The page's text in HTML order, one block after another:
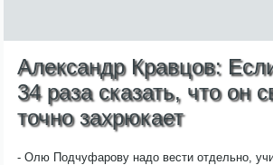
Александр Кравцов:
34 раза сказать, что он
точно захрюкает
- Олю Подчуфарову надо вести отдельно,